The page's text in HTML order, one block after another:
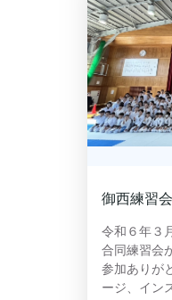
御西練習
令和６年３
合同練習会
参加ありが
ージ、イン